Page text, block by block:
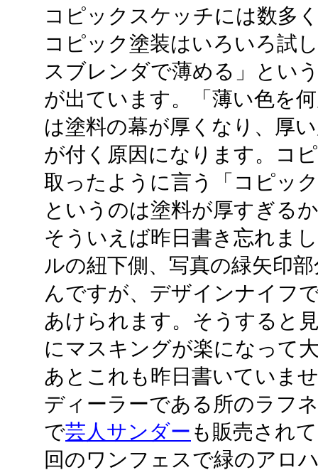
コピックスケッチには数多
コピック塗装はいろいろ試
スブレンダで薄める」とい
が出ています。「薄い色を
は塗料の幕が厚くなり、厚
が付く原因になります。コ
取ったように言う「コピッ
というのは塗料が厚すぎる
そういえば昨日書き忘れま
ルの紐下側、写真の緑矢印
んですが、デザインナイフ
あけられます。そうすると
にマスキングが楽になって
あとこれも昨日書いていま
ディーラーである所のラフ
で芸人サンダー も販売され
回のワンフェスで緑のアロ